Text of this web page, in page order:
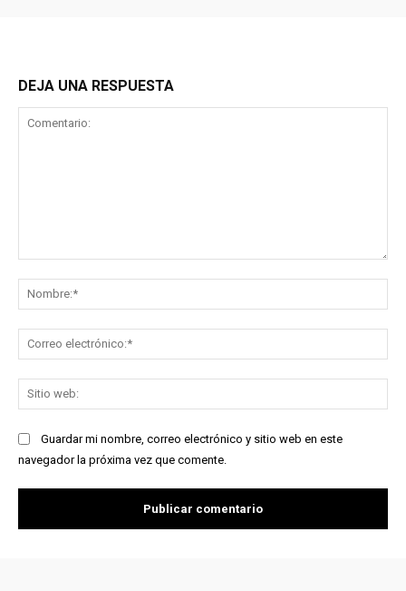
DEJA UNA RESPUESTA
Guardar mi nombre, correo electrónico y sitio web en este
navegador la próxima vez que comente.